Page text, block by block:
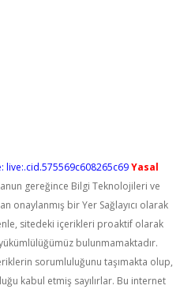
live:.cid.575569c608265c69Yasal
gereğince Bilgi Teknolojileri ve
onaylanmış bir Yer Sağlayıcı olarak
sitedeki içerikleri proaktif olarak
bulunmamaktadır.
sorumluluğunu taşımakta olup,
kabul etmiş sayılırlar. Bu internet